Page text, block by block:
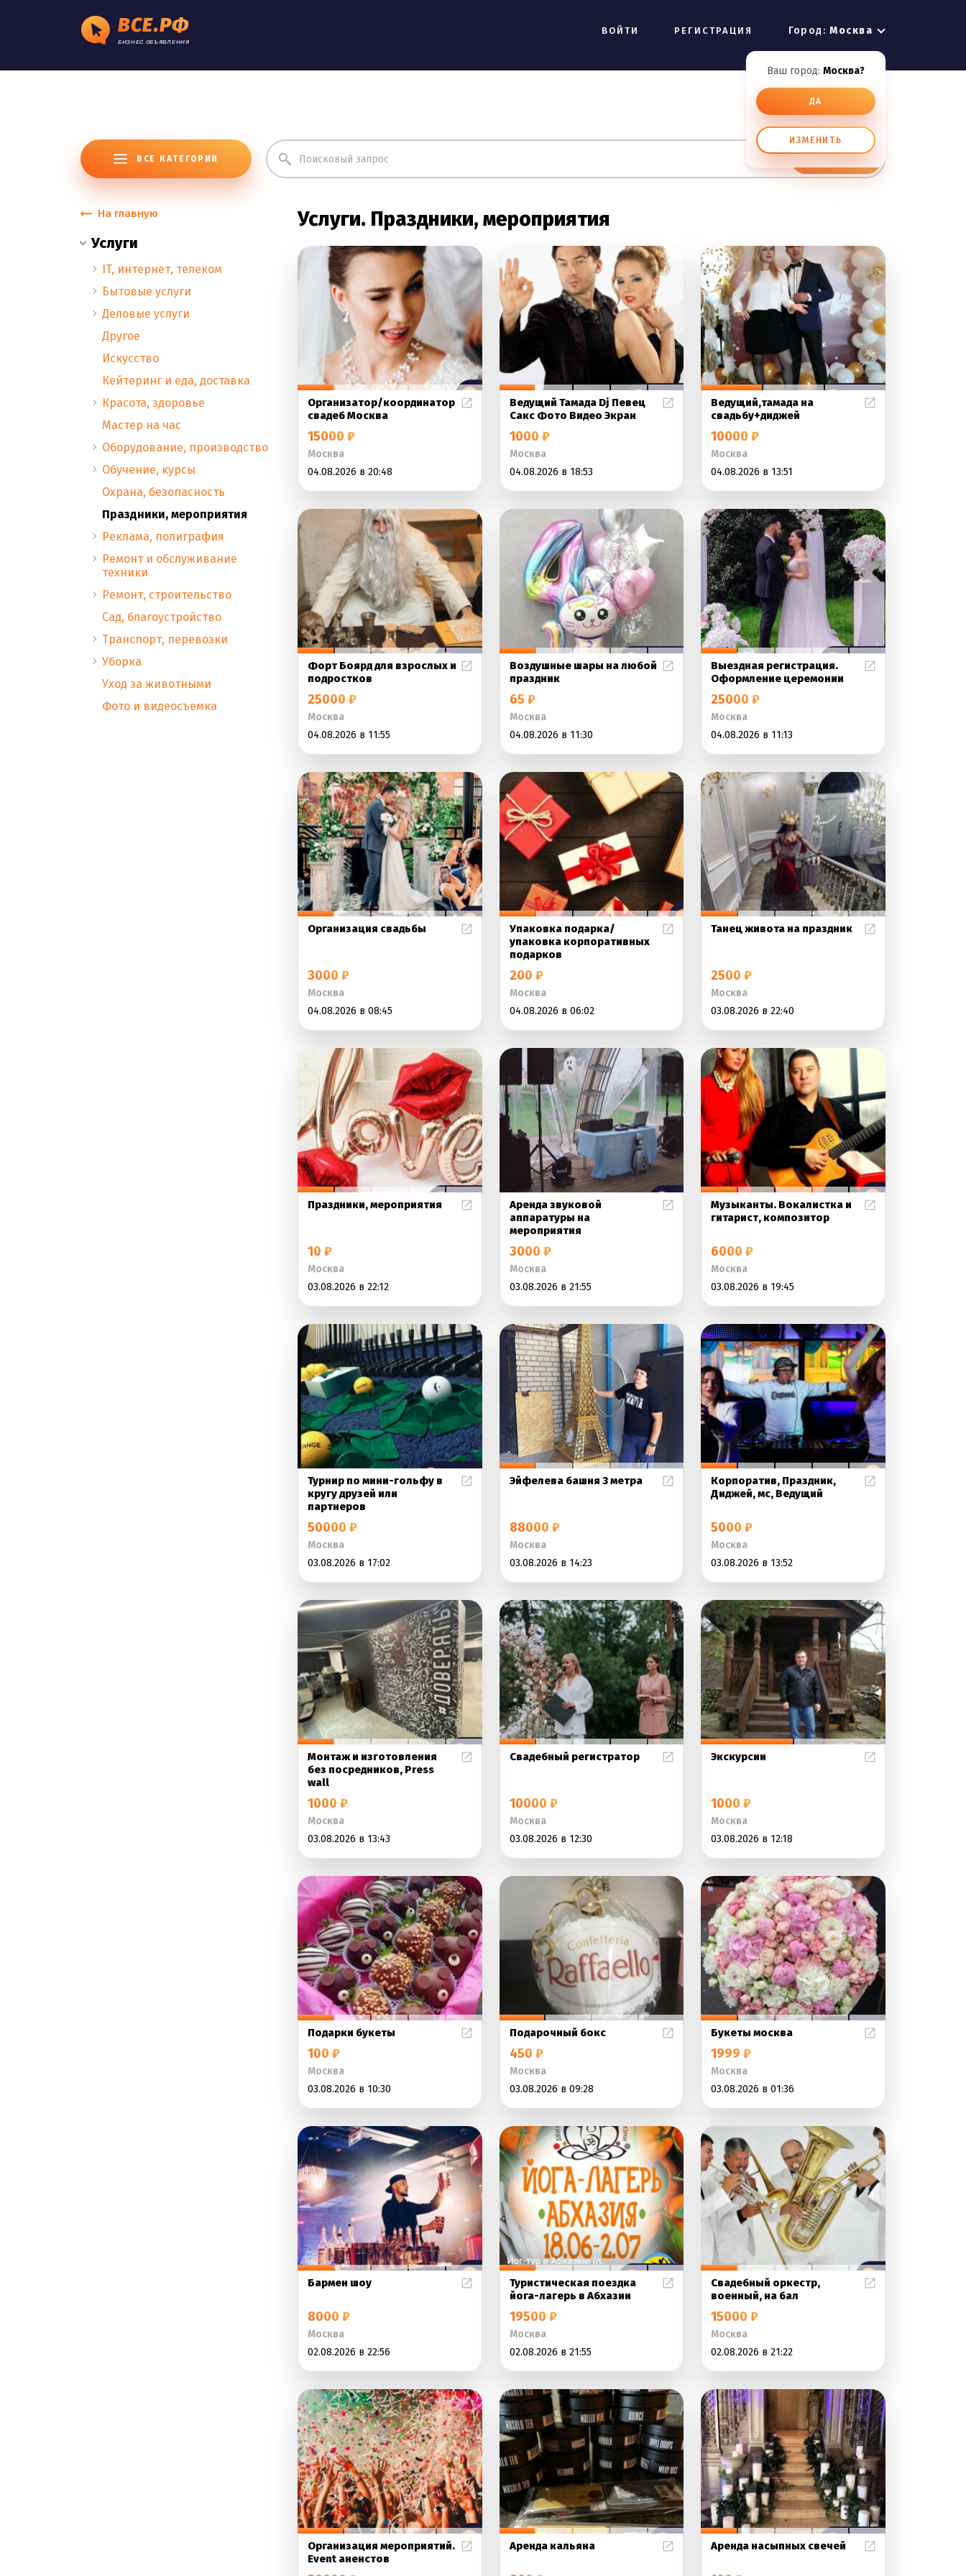
ВСЕ.РФ
БИЗНЕС ОБЪЯВЛЕНИЯ
ВОЙТИ РЕГИСТРАЦИЯ Город:Москва
Ваш город: Москва?
ДА
ИЗМЕНИТЬ
ВСЕ КАТЕГОРИИ
На главную
Услуги
IT, интернет, телеком
Бытовые услуги
Деловые услуги
Другое
Искусство
Кейтеринг и еда, доставка
Красота, здоровье
Мастер на час
Оборудование, производство
Обучение, курсы
Охрана, безопасность
Праздники, мероприятия
Реклама, полиграфия
Ремонт и обслуживание
техники
Ремонт, строительство
Сад, благоустройство
Транспорт, перевозки
Уборка
Уход за животными
Фото и видеосъемка
Услуги. Праздники, мероприятия
Организатор/координатор
свадеб Москва
15000 ₽
Москва
04.08.2026 в 20:48
Ведущий Тамада Dj Певец
Сакс Фото Видео Экран
1000 ₽
Москва
04.08.2026 в 18:53
Ведущий,тамада на
свадьбу+диджей
10000 ₽
Москва
04.08.2026 в 13:51
Форт Боярд для взрослых и
подростков
25000 ₽
Москва
04.08.2026 в 11:55
Воздушные шары на любой
праздник
65 ₽
Москва
04.08.2026 в 11:30
Выездная регистрация.
Оформление церемонии
25000 ₽
Москва
04.08.2026 в 11:13
Организация свадьбы
3000 ₽
Москва
04.08.2026 в 08:45
Упаковка подарка/
упаковка корпоративных
подарков
200 ₽
Москва
04.08.2026 в 06:02
Танец живота на праздник
2500 ₽
Москва
03.08.2026 в 22:40
Праздники, мероприятия
10 ₽
Москва
03.08.2026 в 22:12
Аренда звуковой
аппаратуры на
мероприятия
3000 ₽
Москва
03.08.2026 в 21:55
Музыканты. Вокалистка и
гитарист, композитор
6000 ₽
Москва
03.08.2026 в 19:45
Турнир по мини-гольфу в
кругу друзей или
партнеров
50000 ₽
Москва
03.08.2026 в 17:02
Эйфелева башня 3 метра
88000 ₽
Москва
03.08.2026 в 14:23
Корпоратив, Праздник,
Диджей, мс, Ведущий
5000 ₽
Москва
03.08.2026 в 13:52
Монтаж и изготовления
без посредников, Press
wall
1000 ₽
Москва
03.08.2026 в 13:43
Свадебный регистратор
10000 ₽
Москва
03.08.2026 в 12:30
Экскурсии
1000 ₽
Москва
03.08.2026 в 12:18
Подарки букеты
100 ₽
Москва
03.08.2026 в 10:30
Подарочный бокс
450 ₽
Москва
03.08.2026 в 09:28
Букеты москва
1999 ₽
Москва
03.08.2026 в 01:36
Бармен шоу
8000 ₽
Москва
02.08.2026 в 22:56
Туристическая поездка
йога-лагерь в Абхазии
19500 ₽
Москва
02.08.2026 в 21:55
Свадебный оркестр,
военный, на бал
15000 ₽
Москва
02.08.2026 в 21:22
Организация мероприятий.
Event аненстов
Аренда кальяна Аренда насыпных свечей